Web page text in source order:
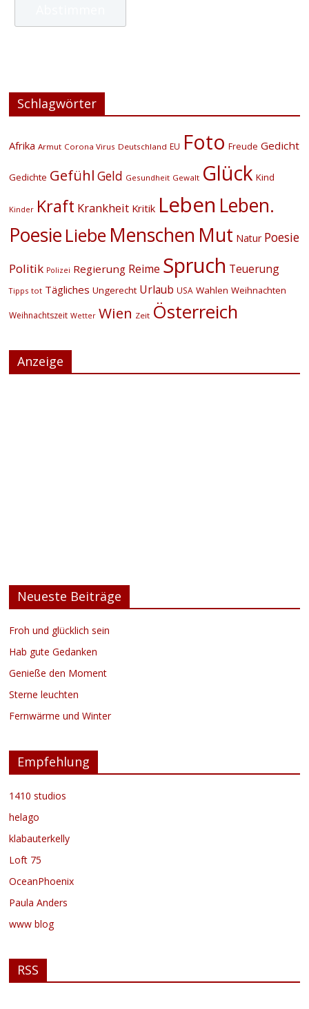
Schlagwörter
Afrika Armut Corona Virus Deutschland EU Foto Freude Gedicht
Gedichte Gefühl Geld Gesundheit Gewalt Glück Kind
Kinder Kraft Krankheit Kritik Leben Leben.
Poesie Liebe Menschen Mut Natur Poesie
Politik Polizei Regierung Reime Spruch Teuerung
Tipps tot Tägliches Ungerecht Urlaub USA Wahlen Weihnachten
Weihnachtszeit Wetter Wien Zeit Österreich
Anzeige
Neueste Beiträge
Froh und glücklich sein
Hab gute Gedanken
Genieße den Moment
Sterne leuchten
Fernwärme und Winter
Empfehlung
1410 studios
helago
klabauterkelly
Loft 75
OceanPhoenix
Paula Anders
www blog
RSS